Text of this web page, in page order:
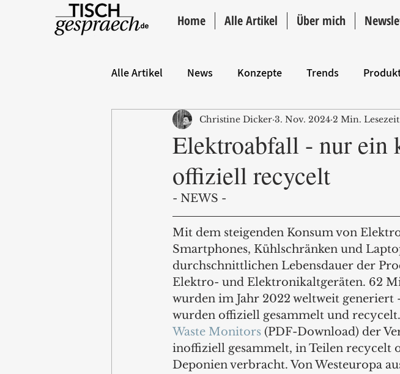
Home Alle Artikel Über mich
Alle Artikel News Konzepte Trends
Hintergrund ANZEIGE Intro
Elektroabfall - nur ein
offiziell recycelt
Christine Dicker 3. Nov. 2024 2 Min. Lesezeit
- NEWS -
Mit dem steigenden Konsum von
Smartphones, Kühlschränken und
durchschnittlichen Lebensdauer der
Elektro- und Elektronikaltgeräten. 62
wurden im Jahr 2022 weltweit
wurden offiziell gesammelt und
Waste Monitors (PDF-Download) der
inoffiziell gesammelt, in Teilen recycelt
Deponien verbracht. Von Westeuropa